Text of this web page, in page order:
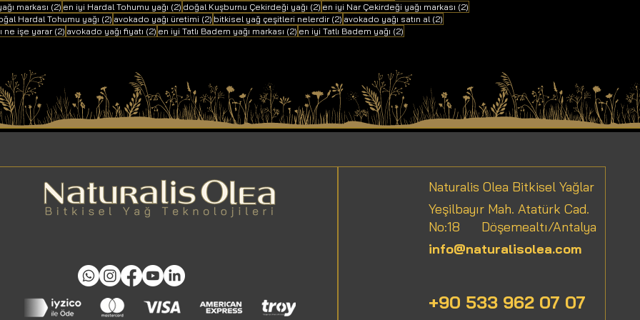
markası (2) 2 yazı
en iyi Hardal Tohumu yağı (2) 2 yazı
doğal Kuşburnu Çekirdeği yağı (2) 2 yazı
en iyi Nar Çekirdeği yağı markası (2)
Hardal Tohumu yağı (2) 2 yazı
avokado yağı üretimi (2) 2 yazı
bitkisel yağ çeşitleri nelerdir (2) 2 yazı
avokado yağı satın al (2)
ne işe yarar (2) 2 yazı
avokado yağı fiyatı (2) 2 yazı
en iyi Tatlı Badem yağı markası (2) 2 yazı
en iyi Tatlı Badem yağı (2)
Naturalis Olea Bitkisel Yağlar
Yeşilbayır Mah. Atatürk Cad.
No:18 Döşemealtı/Antalya
info@naturalisolea.com
+90 533 962 07 07